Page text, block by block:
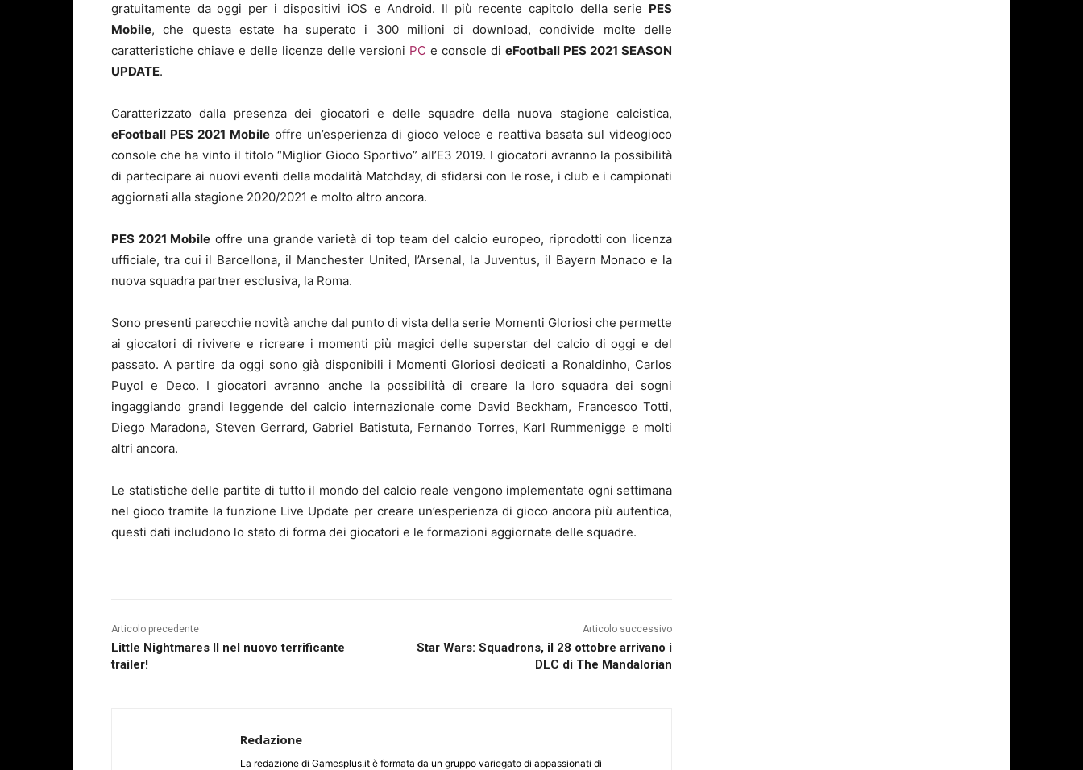
gratuitamente da oggi per i dispositivi iOS e Android. Il più recente capitolo della serie PES
Mobile, che questa estate ha superato i 300 milioni di download, condivide molte delle
caratteristiche chiave e delle licenze delle versioni PC e console di eFootball PES 2021 SEASON
UPDATE.
Caratterizzato dalla presenza dei giocatori e delle squadre della nuova stagione calcistica,
eFootball PES 2021 Mobile offre un’esperienza di gioco veloce e reattiva basata sul videogioco
console che ha vinto il titolo “Miglior Gioco Sportivo” all’E3 2019. I giocatori avranno la possibilità
di partecipare ai nuovi eventi della modalità Matchday, di sfidarsi con le rose, i club e i campionati
aggiornati alla stagione 2020/2021 e molto altro ancora.
PES 2021 Mobile offre una grande varietà di top team del calcio europeo, riprodotti con licenza
ufficiale, tra cui il Barcellona, il Manchester United, l’Arsenal, la Juventus, il Bayern Monaco e la
nuova squadra partner esclusiva, la Roma.
Sono presenti parecchie novità anche dal punto di vista della serie Momenti Gloriosi che permette
ai giocatori di rivivere e ricreare i momenti più magici delle superstar del calcio di oggi e del
passato. A partire da oggi sono già disponibili i Momenti Gloriosi dedicati a Ronaldinho, Carlos
Puyol e Deco. I giocatori avranno anche la possibilità di creare la loro squadra dei sogni
ingaggiando grandi leggende del calcio internazionale come David Beckham, Francesco Totti,
Diego Maradona, Steven Gerrard, Gabriel Batistuta, Fernando Torres, Karl Rummenigge e molti
altri ancora.
Le statistiche delle partite di tutto il mondo del calcio reale vengono implementate ogni settimana
nel gioco tramite la funzione Live Update per creare un’esperienza di gioco ancora più autentica,
questi dati includono lo stato di forma dei giocatori e le formazioni aggiornate delle squadre.
Articolo precedente
Little Nightmares II nel nuovo terrificante
trailer!
Articolo successivo
Star Wars: Squadrons, il 28 ottobre arrivano i
DLC di The Mandalorian
Redazione
La redazione di Gamesplus.it è formata da un gruppo variegato di appassionati di